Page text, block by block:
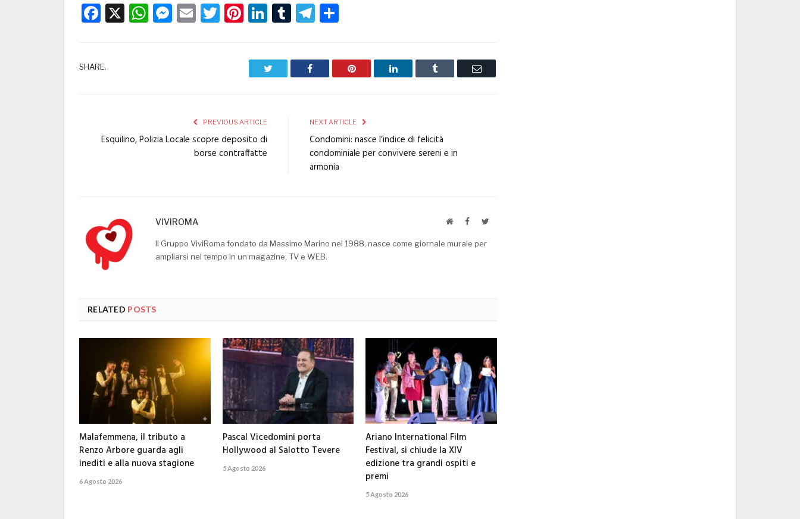
Facebook
X WhatsApp
Messenger
EmailTwitter
Pinterest
LinkedIn
TumblrTelegram
SHARE. Facebook Pinterest LinkedIn Tumblr Email
PREVIOUS ARTICLE
Esquilino, Polizia Locale scopre deposito di
borse contraffatte
NEXT ARTICLE
Condomini: nasce l’indice di felicità
condominiale per convivere sereni e in
armonia
VIVIROMA WebsiteFacebookTwitter
Il Gruppo ViviRoma fondato da Massimo Marino nel 1988, nasce come giornale murale per
ampliarsi nel tempo in un magazine, TV e WEB.
RELATED POSTS
Malafemmena, il tributo a
Renzo Arbore guarda agli
inediti e alla nuova stagione
6 Agosto 2026
Pascal Vicedomini porta
Hollywood al Salotto Tevere
5 Agosto 2026
Ariano International Film
Festival, si chiude la XIV
edizione tra grandi ospiti e
premi
5 Agosto 2026